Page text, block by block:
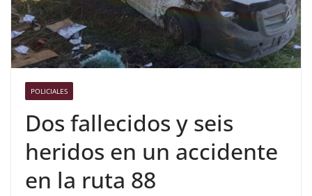
POLICIALES
Dos fallecidos y seis
heridos en un accidente
en la ruta 88